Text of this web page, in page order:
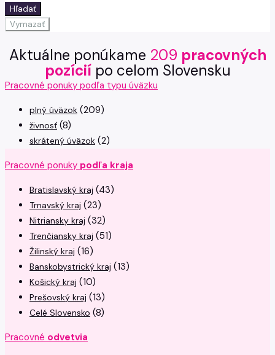
Hľadať
Vymazať
Aktuálne ponúkame 209 pracovných
pozícií po celom Slovensku
Pracovné ponuky podľa typu úväzku
plný úväzok (209)
živnosť (8)
skrátený úväzok (2)
Pracovné ponuky podľa kraja
Bratislavský kraj (43)
Trnavský kraj (23)
Nitriansky kraj (32)
Trenčiansky kraj (51)
Žilinský kraj (16)
Banskobystrický kraj (13)
Košický kraj (10)
Prešovský kraj (13)
Celé Slovensko (8)
Pracovné odvetvia